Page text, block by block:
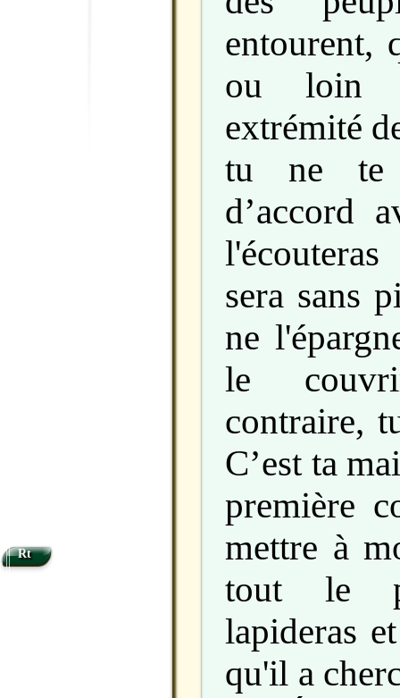
entourent,
ou loin
extrémité
tu ne te
d’accord
sera sans
ne
le
contraire,
C’est ta
première
mettre à
tout le
lapideras
qu'il a
Rt